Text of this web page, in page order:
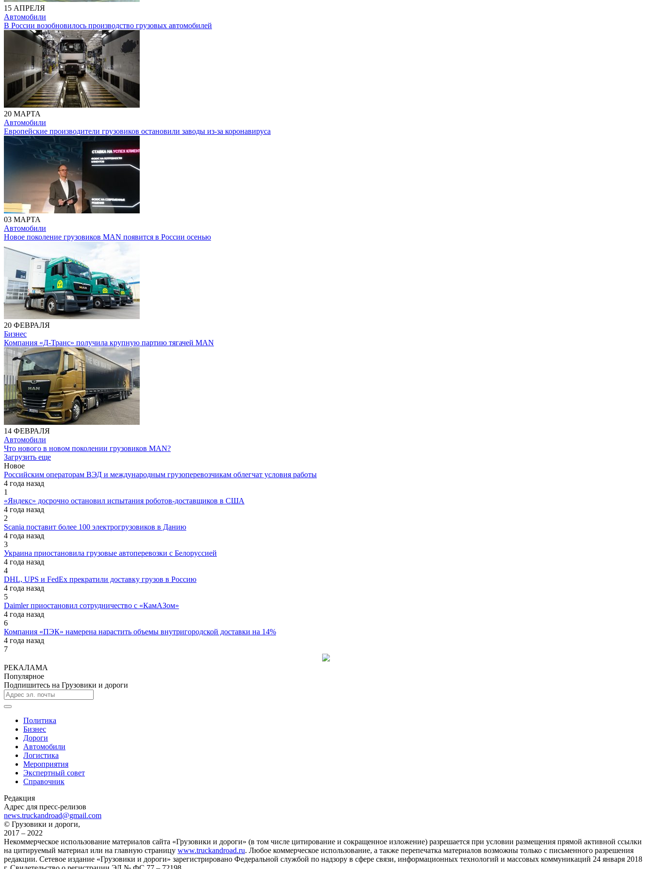
15 АПРЕЛЯ
Автомобили
В России возобновилось производство грузовых автомобилей
20 МАРТА
Автомобили
Европейские производители грузовиков остановили заводы из-за коронавируса
03 МАРТА
Автомобили
Новое поколение грузовиков MAN появится в России осенью
20 ФЕВРАЛЯ
Бизнес
Компания «Д-Транс» получила крупную партию тягачей MAN
14 ФЕВРАЛЯ
Автомобили
Что нового в новом поколении грузовиков MAN?
Загрузить еще
Новое
Российским операторам ВЭД и международным грузоперевозчикам облегчат условия работы
4 года назад
1
«Яндекс» досрочно остановил испытания роботов-доставщиков в США
4 года назад
2
Scania поставит более 100 электрогрузовиков в Данию
4 года назад
3
Украина приостановила грузовые автоперевозки с Белоруссией
4 года назад
4
DHL, UPS и FedEx прекратили доставку грузов в Россию
4 года назад
5
Daimler приостановил сотрудничество с «КамАЗом»
4 года назад
6
Компания «ПЭК» намерена нарастить объемы внутригородской доставки на 14%
4 года назад
7
РЕКАЛАМА
Популярное
Подпишитесь на Грузовики и дороги
Политика
Бизнес
Дороги
Автомобили
Логистика
Мероприятия
Экспертный совет
Справочник
Редакция
Адрес для пресс-релизов
news.truckandroad@gmail.com
© Грузовики и дороги,
2017 – 2022
Некоммерческое использование материалов сайта «Грузовики и дороги» (в том числе цитирование и сокращенное изложение) разрешается при условии размещения прямой активной ссылки
на цитируемый материал или на главную страницу www.truckandroad.ru. Любое коммерческое использование, а также перепечатка материалов возможны только с письменного разрешения
редакции. Сетевое издание «Грузовики и дороги» зарегистрировано Федеральной службой по надзору в сфере связи, информационных технологий и массовых коммуникаций 24 января 2018